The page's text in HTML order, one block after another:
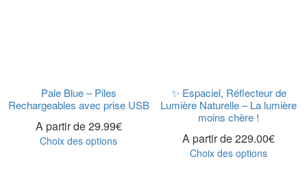
Pale Blue – Piles
Rechargeables avec prise USB
A partir de29.99€
Choix des options
✨ Espaciel, Réflecteur de
Lumière Naturelle – La lumière
moins chère !
A partir de229.00€
Choix des options